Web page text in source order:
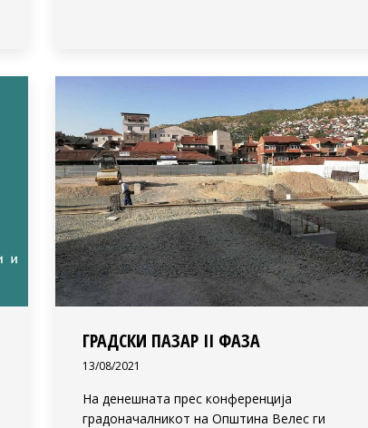
ГРАДСКИ ПАЗАР II ФАЗА
13/08/2021
На денешната прес конференција
градоначалникот на Општина Велес ги